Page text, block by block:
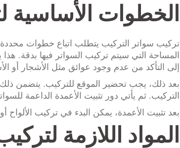
الخطوات الأساسية
تركيب سواتر التركيب يتطلب اتباع خطوات
المساحة التي سيتم تركيب السواتر فيها بدقة. هذا
إلى التأكد من عدم وجود عوائق مثل الأشجار أو
بعد ذلك، يجب تحضير الموقع للتركيب. يتضمن
التركيب. ثم يأتي دور تثبيت الأعمدة الداعمة
بعد تثبيت الأعمدة، يمكن البدء في تركيب الألواح
المواد اللازمة